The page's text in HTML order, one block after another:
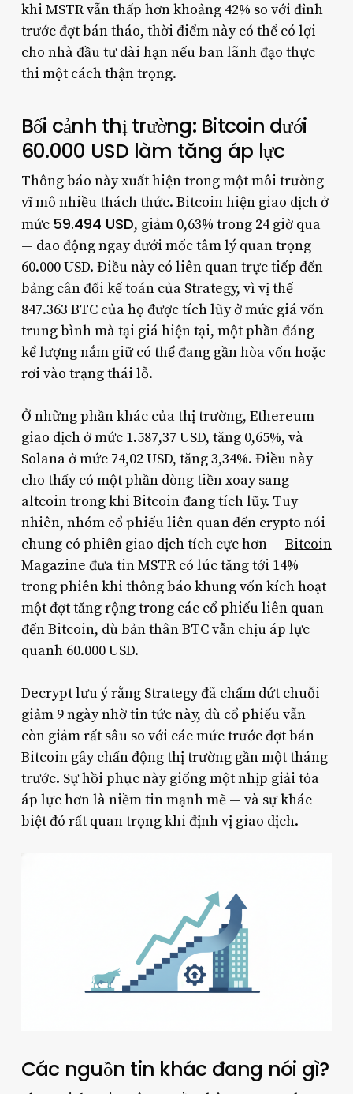
khi MSTR vẫn thấp hơn khoảng 42% so với đỉnh
trước đợt bán tháo, thời điểm này có thể có lợi
cho nhà đầu tư dài hạn nếu ban lãnh đạo thực
thi một cách thận trọng.
Bối cảnh thị trường: Bitcoin dưới
60.000 USD làm tăng áp lực
Thông báo này xuất hiện trong một môi trường
vĩ mô nhiều thách thức. Bitcoin hiện giao dịch ở
mức 59.494 USD, giảm 0,63% trong 24 giờ qua
— dao động ngay dưới mốc tâm lý quan trọng
60.000 USD. Điều này có liên quan trực tiếp đến
bảng cân đối kế toán của Strategy, vì vị thế
847.363 BTC của họ được tích lũy ở mức giá vốn
trung bình mà tại giá hiện tại, một phần đáng
kể lượng nắm giữ có thể đang gần hòa vốn hoặc
rơi vào trạng thái lỗ.
Ở những phần khác của thị trường, Ethereum
giao dịch ở mức 1.587,37 USD, tăng 0,65%, và
Solana ở mức 74,02 USD, tăng 3,34%. Điều này
cho thấy có một phần dòng tiền xoay sang
altcoin trong khi Bitcoin đang tích lũy. Tuy
nhiên, nhóm cổ phiếu liên quan đến crypto nói
chung có phiên giao dịch tích cực hơn — Bitcoin
Magazine đưa tin MSTR có lúc tăng tới 14%
trong phiên khi thông báo khung vốn kích hoạt
một đợt tăng rộng trong các cổ phiếu liên quan
đến Bitcoin, dù bản thân BTC vẫn chịu áp lực
quanh 60.000 USD.
Decryptlưu ý rằng Strategy đã chấm dứt chuỗi
giảm 9 ngày nhờ tin tức này, dù cổ phiếu vẫn
còn giảm rất sâu so với các mức trước đợt bán
Bitcoin gây chấn động thị trường gần một tháng
trước. Sự hồi phục này giống một nhịp giải tỏa
áp lực hơn là niềm tin mạnh mẽ — và sự khác
biệt đó rất quan trọng khi định vị giao dịch.
Các nguồn tin khác đang nói gì?